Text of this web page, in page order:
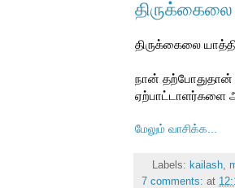
திருக்கைலை
திருக்கைலை
நான் தற்போதுதான்
ஏற்பாட்டாளர்களை
மேலும் வாசிக்க...
Labels: kailash,
7 comments: at